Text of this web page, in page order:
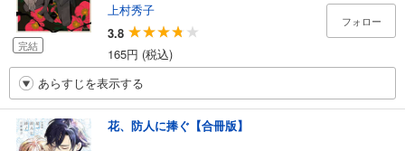
完結
上村秀子
3.8
165円 (税込)
フォロー
あらすじを表示する
花、防人に捧ぐ【合冊版】